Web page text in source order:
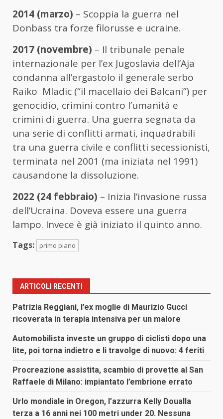
2014 (marzo) – Scoppia la guerra nel
Donbass tra forze filorusse e ucraine.
2017 (novembre) – Il tribunale penale
internazionale per l’ex Jugoslavia dell’Aja
condanna all’ergastolo il generale serbo
Raiko Mladic (“il macellaio dei Balcani”) per
genocidio, crimini contro l’umanità e
crimini di guerra. Una guerra segnata da
una serie di conflitti armati, inquadrabili
tra una guerra civile e conflitti secessionisti,
terminata nel 2001 (ma iniziata nel 1991)
causandone la dissoluzione.
2022 (24 febbraio) – Inizia l’invasione russa
dell’Ucraina. Doveva essere una guerra
lampo. Invece è già iniziato il quinto anno.
Tags: primo piano
ARTICOLI RECENTI
Patrizia Reggiani, l’ex moglie di Maurizio Gucci
ricoverata in terapia intensiva per un malore
Automobilista investe un gruppo di ciclisti dopo una
lite, poi torna indietro e li travolge di nuovo: 4 feriti
Procreazione assistita, scambio di provette al San
Raffaele di Milano: impiantato l’embrione errato
Urlo mondiale in Oregon, l’azzurra Kelly Doualla
terza a 16 anni nei 100 metri under 20. Nessuna